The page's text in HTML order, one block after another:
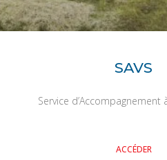
SAVS
Service d’Accompagnement
ACCÉDER